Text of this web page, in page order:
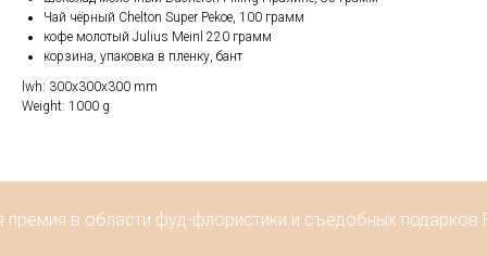
Чай чёрный Chelton Super Pekoe, 100 грамм
кофе молотый Julius Meinl 220 грамм
корзина, упаковка в пленку, бант
lwh: 300x300x300 mm
Weight: 1000 g
в области фуд-флористики и съедобных